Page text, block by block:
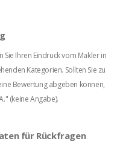
Sie Ihren Eindruck vom Makler in
Kategorien. Sollten Sie zu
Bewertung abgeben können,
(keine Angabe).
für Rückfragen